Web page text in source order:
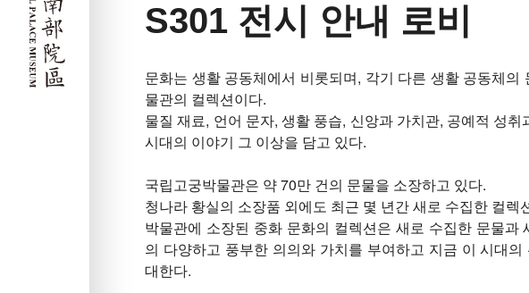
S301 전시 안내 로비
문화는 생활 공동체에서 비롯되며, 각기 다른 생활 공동체
물관의 컬렉션이다.
물질 재료, 언어 문자, 생활 풍습, 신앙과 가치관, 공예적 성
시대의 이야기 그 이상을 담고 있다.
국립고궁박물관은 약 70만 건의 문물을 소장하고 있다.
청나라 황실의 소장품 외에도 최근 몇 년간 새로 수집한 컬렉
박물관에 소장된 중화 문화의 컬렉션은 새로 수집한 문물과
의 다양하고 풍부한 의의와 가치를 부여하고 지금 이 시대
대한다.